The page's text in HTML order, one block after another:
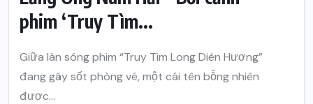
phim ‘Truy Tìm...
Giữa làn sóng phim “Truy Tìm Long Diên Hương”
đang gây sốt phòng vé, một cái tên bỗng nhiên
được...